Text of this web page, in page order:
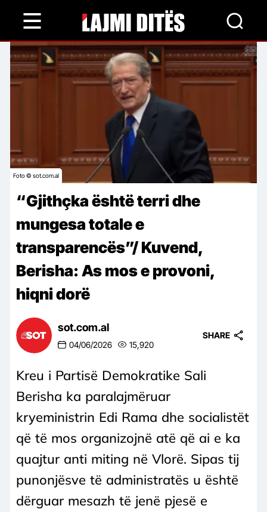
content
Foto © sot.com.al
“Gjithçka është terri dhe
mungesa totale e
transparencës”/ Kuvend,
Berisha: As mos e provoni,
hiqni dorë
sot.com.al
04/06/2026 15,920
SHARE
Kreu i Partisë Demokratike Sali
Berisha ka paralajmëruar
kryeministrin Edi Rama dhe socialistët
që të mos organizojnë atë që ai e ka
quajtur anti miting në Vlorë. Sipas tij
punonjësve të administratës u është
dërguar mesazh të jenë pjesë e